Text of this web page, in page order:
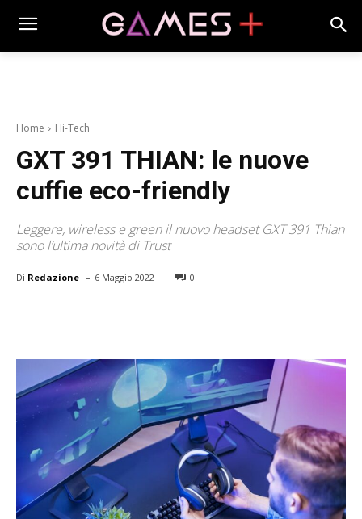
Home Hi-Tech
GXT 391 THIAN: le nuove
cuffie eco-friendly
Leggere, wireless e green il nuovo headset GXT 391 Thian
sono l’ultima novità di Trust
Di Redazione - 6 Maggio 2022 0